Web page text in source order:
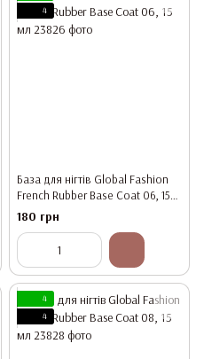
4
База для нігтів Global Fashion
French Rubber Base Coat 06, 15
мл
180 грн
4
4